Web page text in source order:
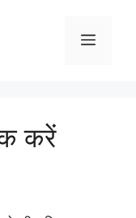
Menu
करें